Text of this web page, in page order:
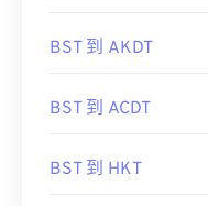
BST 到 AKDT
BST 到 ACDT
BST 到 HKT